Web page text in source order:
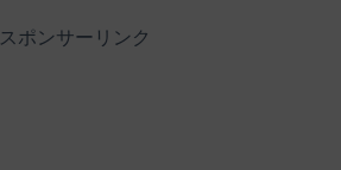
スポンサーリンク